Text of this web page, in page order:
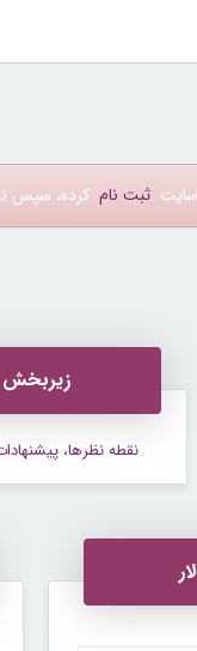
ثبت نام کرده، سپس
زیربخش
نقطه نظرها،